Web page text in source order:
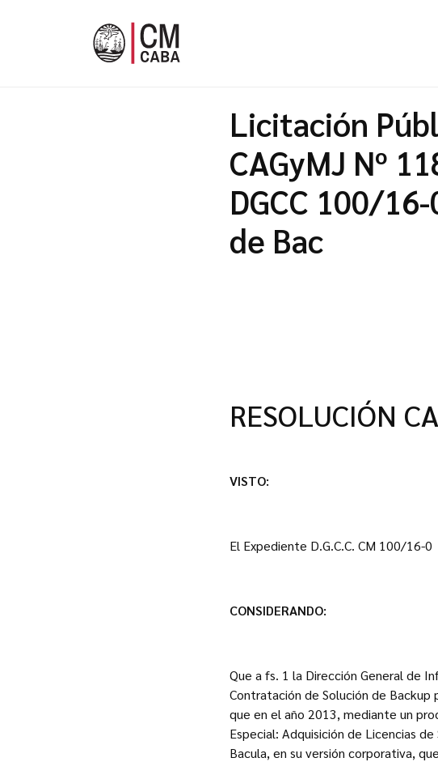
Licitación
CAGyMJ Nº
DGCC 100/
de Bac
VISTO:
El Expediente D.G.C.C. CM 100/16-
CONSIDERANDO:
Que a fs. 1 la Dirección General de
Contratación de Solución de Backup
que en el año 2013, mediante un
Especial: Adquisición de Licencias
Bacula, en su versión corporativa,